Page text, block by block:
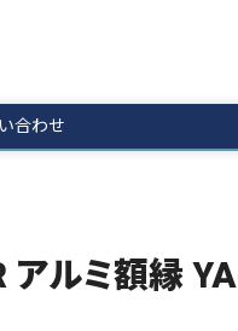
合わせ
アルミ額縁